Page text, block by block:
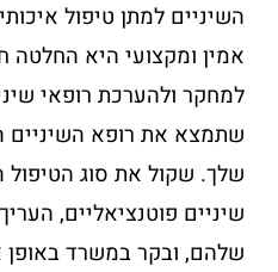
השיניים למתן טיפול
אמין ומקצועי היא
למחקר ולהערכת רופאי
שתמצא את רופא השיניים
שלך. שקול את סוג הטיפול
שיניים פוטנציאליים,
שלהם, ובקר במשרד